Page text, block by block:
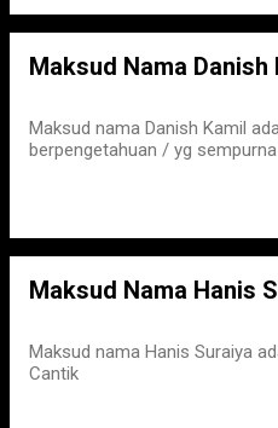
Maksud Nama Danish
Maksud nama Danish Kamil
berpengetahuan / yg sempurna
Maksud Nama Hanis
Maksud nama Hanis Suraiya
Cantik